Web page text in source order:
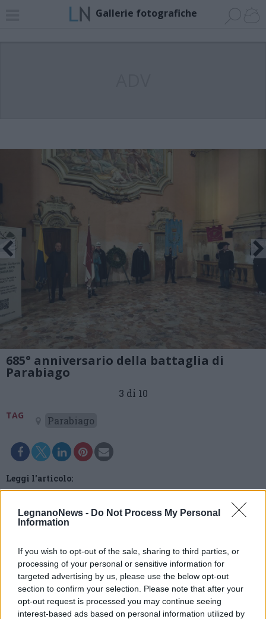
LegnanoNews - Do Not Process My Personal
Information
If you wish to opt-out of the sale, sharing to third parties, or
processing of your personal or sensitive information for
targeted advertising by us, please use the below opt-out
section to confirm your selection. Please note that after your
opt-out request is processed you may continue seeing
interest-based ads based on personal information utilized by
Gallerie fotografiche
685° anniversario della battaglia di
Parabiago
3 di 10
TAG Parabiago
Leggi l'articolo:
La battaglia di Parabiago “rivive” a 685 anni dai